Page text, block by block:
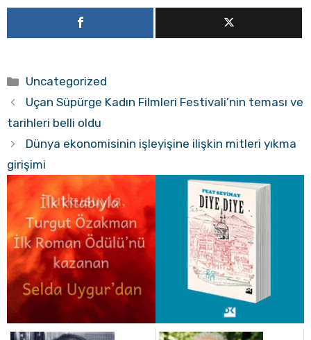
Kategoriler
Uncategorized
Uçan Süpürge Kadın Filmleri Festivali’nin teması ve
tarihleri belli oldu
Dünya ekonomisinin işleyişine ilişkin mitleri yıkma
girişimi